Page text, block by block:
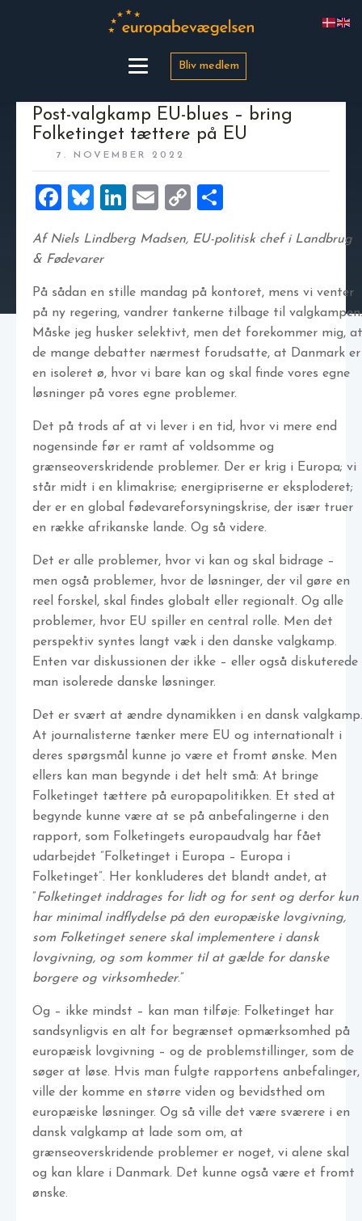
Bliv medlem
Post-valgkamp EU-blues – bring
Folketinget tættere på EU
7. NOVEMBER 2022
Facebook
Bluesky
LinkedIn
EmailCopy
Af Niels Lindberg Madsen, EU-politisk chef i Landbrug
& Fødevarer
På sådan en stille mandag på kontoret, mens vi venter
på ny regering, vandrer tankerne tilbage til valgkampen.
Måske jeg husker selektivt, men det forekommer mig, at
de mange debatter nærmest forudsatte, at Danmark er
en isoleret ø, hvor vi bare kan og skal finde vores egne
løsninger på vores egne problemer.
Det på trods af at vi lever i en tid, hvor vi mere end
nogensinde før er ramt af voldsomme og
grænseoverskridende problemer. Der er krig i Europa; vi
står midt i en klimakrise; energipriserne er eksploderet;
der er en global fødevareforsyningskrise, der især truer
en række afrikanske lande. Og så videre.
Det er alle problemer, hvor vi kan og skal bidrage –
men også problemer, hvor de løsninger, der vil gøre en
reel forskel, skal findes globalt eller regionalt. Og alle
problemer, hvor EU spiller en central rolle. Men det
perspektiv syntes langt væk i den danske valgkamp.
Enten var diskussionen der ikke – eller også diskuterede
man isolerede danske løsninger.
Det er svært at ændre dynamikken i en dansk valgkamp.
At journalisterne tænker mere EU og internationalt i
deres spørgsmål kunne jo være et fromt ønske. Men
ellers kan man begynde i det helt små: At bringe
Folketinget tættere på europapolitikken. Et sted at
begynde kunne være at se på anbefalingerne i den
rapport, som Folketingets europaudvalg har fået
udarbejdet ”Folketinget i Europa – Europa i
Folketinget”. Her konkluderes det blandt andet, at
”Folketinget inddrages for lidt og for sent og derfor kun
har minimal indflydelse på den europæiske lovgivning,
som Folketinget senere skal implementere i dansk
lovgivning, og som kommer til at gælde for danske
borgere og virksomheder.”
Og – ikke mindst – kan man tilføje: Folketinget har
sandsynligvis en alt for begrænset opmærksomhed på
europæisk lovgivning – og de problemstillinger, som de
søger at løse. Hvis man fulgte rapportens anbefalinger,
ville der komme en større viden og bevidsthed om
europæiske løsninger. Og så ville det være sværere i en
dansk valgkamp at lade som om, at
grænseoverskridende problemer er noget, vi alene skal
og kan klare i Danmark. Det kunne også være et fromt
ønske.